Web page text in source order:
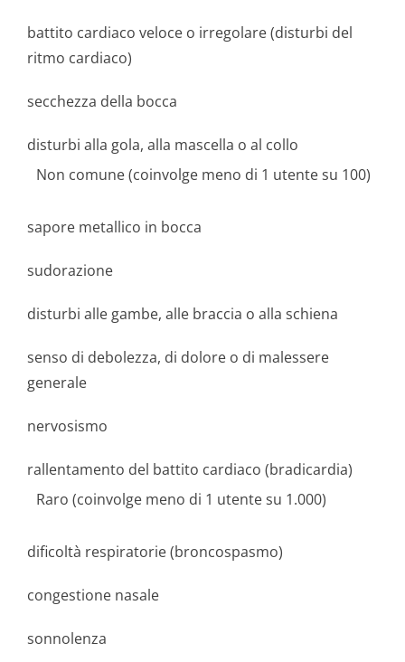
battito cardiaco veloce o irregolare (disturbi del
ritmo cardiaco)
secchezza della bocca
disturbi alla gola, alla mascella o al collo
Non comune (coinvolge meno di 1 utente su 100)
sapore metallico in bocca
sudorazione
disturbi alle gambe, alle braccia o alla schiena
senso di debolezza, di dolore o di malessere
generale
nervosismo
rallentamento del battito cardiaco (bradicardia)
Raro (coinvolge meno di 1 utente su 1.000)
dificoltà respiratorie (broncospasmo)
congestione nasale
sonnolenza